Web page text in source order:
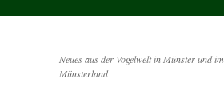
Neues aus der Vogelwelt in Münster und im
Münsterland